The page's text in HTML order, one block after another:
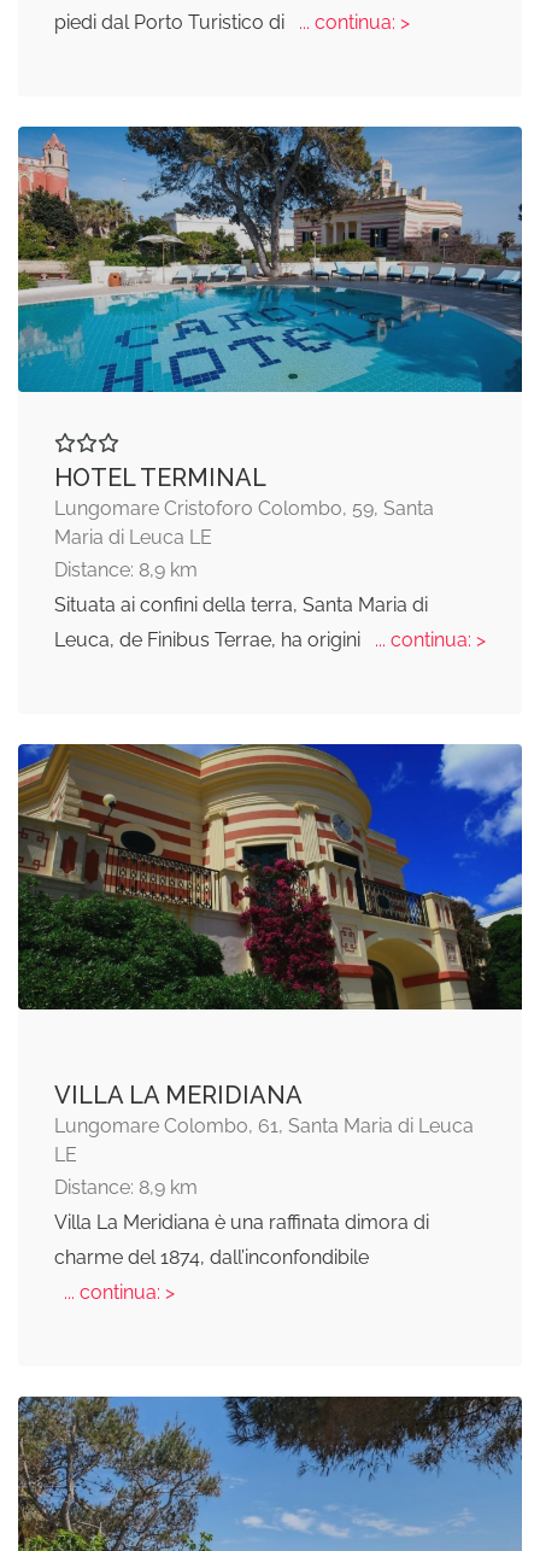
piedi dal Porto Turistico di ... continua: >
HOTEL TERMINAL
Lungomare Cristoforo Colombo, 59, Santa
Maria di Leuca LE
Distance: 8,9 km
Situata ai confini della terra, Santa Maria di
Leuca, de Finibus Terrae, ha origini
... continua: >
VILLA LA MERIDIANA
Lungomare Colombo, 61, Santa Maria di Leuca
LE
Distance: 8,9 km
Villa La Meridiana è una raffinata dimora di
charme del 1874, dall’inconfondibile
... continua: >